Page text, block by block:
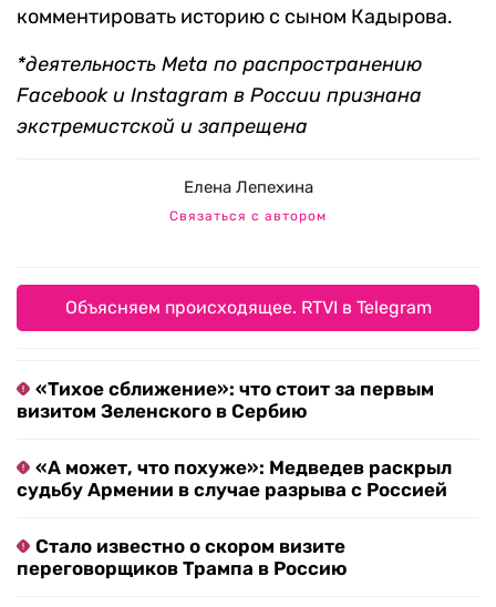
комментировать историю с сыном Кадырова.
*деятельность Meta по распространению
Facebook и Instagram в России признана
экстремистской и запрещена
Елена Лепехина
Связаться с автором
Объясняем происходящее. RTVI в Telegram
«Тихое сближение»: что стоит за первым
визитом Зеленского в Сербию
«А может, что похуже»: Медведев раскрыл
судьбу Армении в случае разрыва с Россией
Стало известно о скором визите
переговорщиков Трампа в Россию